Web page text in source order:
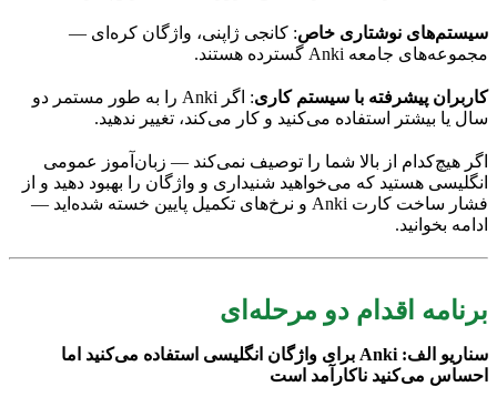
سیستم‌های نوشتاری خاص: کانجی ژاپنی، واژگان کره‌ای —
مجموعه‌های جامعه Anki گسترده هستند.
کاربران پیشرفته با سیستم کاری
: اگر Anki را به طور مستمر دو
سال یا بیشتر استفاده می‌کنید و کار می‌کند، تغییر ندهید.
اگر هیچ‌کدام از بالا شما را توصیف نمی‌کند — زبان‌آموز عمومی
انگلیسی هستید که می‌خواهید شنیداری و واژگان را بهبود دهید و از
فشار ساخت کارت Anki و نرخ‌های تکمیل پایین خسته شده‌اید —
ادامه بخوانید.
برنامه اقدام دو مرحله‌ای
سناریو الف: Anki برای واژگان انگلیسی استفاده می‌کنید اما
احساس می‌کنید ناکارآمد است